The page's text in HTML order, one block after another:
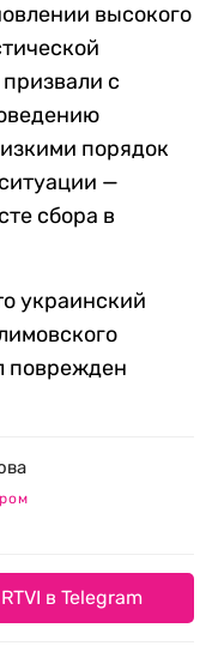
высокого
с
порядок
—
сбора в
украинский
поврежден
в Telegram